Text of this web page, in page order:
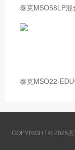
COPYRIGHT © 2025